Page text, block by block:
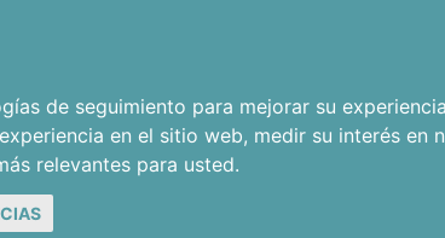
de seguimiento para mejorar su
en el sitio web, medir su interés en
relevantes para usted.